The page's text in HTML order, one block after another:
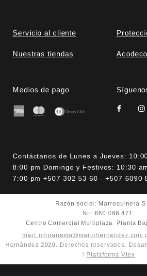
Servicio al cliente
Nuestras tiendas Acodeco
Medios de pago
Contáctanos de Lunes a Jueves:
8:00 pm Domingo y Festivos: 10:30
7:00 pm +507 302 53 60 - +507 6090
Razón social: Marroquinera
Nit: 860.066.471
Centro Comercial Multiplaza. Planta
mail: mhpanama@mariohernandez.com
Hernández 2020. Derechos reservados.
Plataforma Vtex